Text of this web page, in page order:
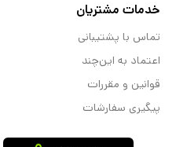
خدمات مشتریان
تماس با پشتیبانی
اعتماد به این‌چند
قوانین و مقررات
پیگیری سفارشات